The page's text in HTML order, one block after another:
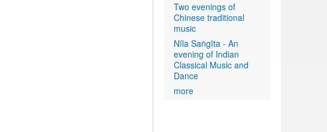
Two evenings of
Chinese traditional
music
Nīla Saṅgīta - An
evening of Indian
Classical Music and
Dance
more